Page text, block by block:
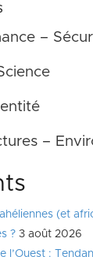
–
–
(et
? 3 août 2026
l’Ouest :